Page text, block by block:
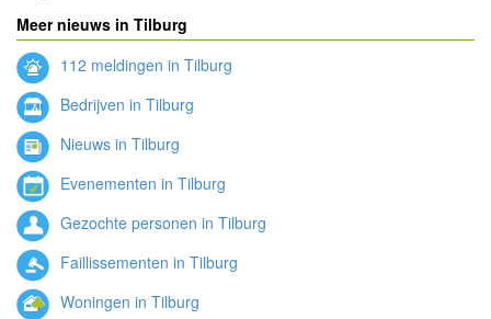
Meer nieuws in Tilburg
112 meldingen in Tilburg
Bedrijven in Tilburg
Nieuws in Tilburg
Evenementen in Tilburg
Gezochte personen in Tilburg
Faillissementen in Tilburg
Woningen in Tilburg